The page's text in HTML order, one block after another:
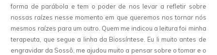
forma de parábola e tem o poder de nos levar a refletir sobre
nossas raízes nesse momento em que queremos nos tornar nós
mesmos raízes para um outro. Quem me indicou a leitura foi minha
terapeuta, que segue a linha da Biossíntese. Eu li muito antes de
engravidar da Sossô, me ajudou muito a pensar sobre o tomar e o